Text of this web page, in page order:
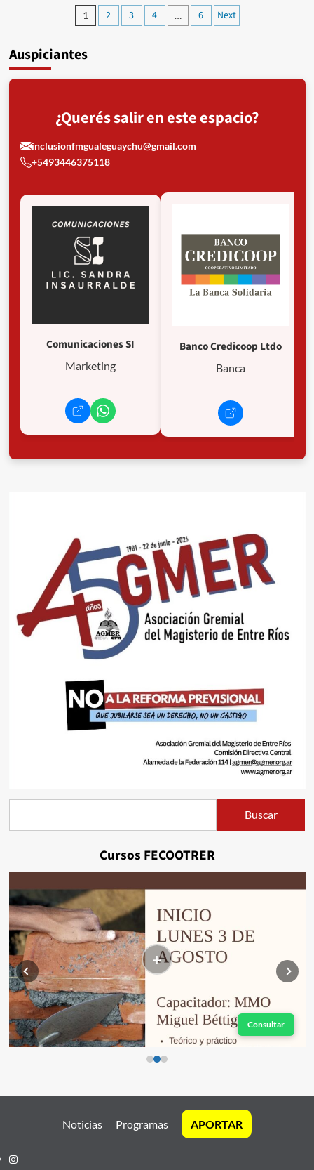
Gualeguaychú
Costanera
con
Día
Ambiente
Paginación
entradas
1 2 3 4 … 6 Next
Auspiciantes
¿Querés salir en este espacio?
inclusionfmgualeguaychu@gmail.com
+5493446375118
Comunicaciones SI
Marketing
Banco Credicoop Ltdo
Banca
Buscar
Cursos FECOOTRER
+
Consultar
Noticias Programas APORTAR
Instagram